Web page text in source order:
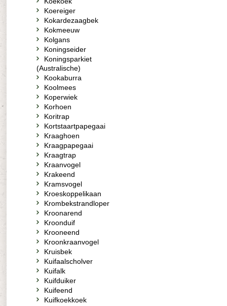
Koereiger
Kokardezaagbek
Kokmeeuw
Kolgans
Koningseider
Koningsparkiet
(Australische)
Kookaburra
Koolmees
Koperwiek
Korhoen
Koritrap
Kortstaartpapegaai
Kraaghoen
Kraagpapegaai
Kraagtrap
Kraanvogel
Krakeend
Kramsvogel
Kroeskoppelikaan
Krombekstrandloper
Kroonarend
Kroonduif
Krooneend
Kroonkraanvogel
Kruisbek
Kuifaalscholver
Kuifalk
Kuifduiker
Kuifeend
Kuifkoekkoek